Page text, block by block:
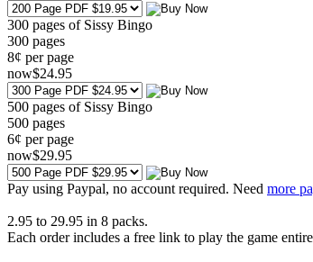
300 pages of Sissy Bingo
300 pages
8¢ per page
now$24.95
500 pages of Sissy Bingo
500 pages
6¢ per page
now$29.95
Pay using Paypal, no account required. Need more
2.95 to 29.95 in 8 packs.
Each order includes a free link to play the game